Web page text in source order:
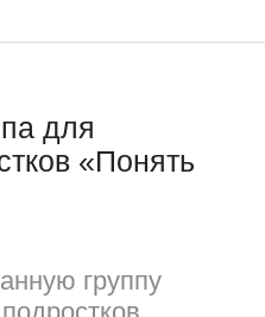
для
«Понять
группу